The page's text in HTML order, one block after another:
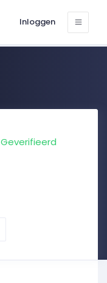
Inloggen
Geverifieerd